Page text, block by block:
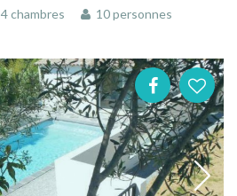
4 chambres 10 personnes